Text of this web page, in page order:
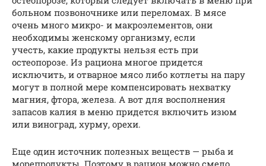
больном позвоночнике или переломах. В мясе
очень много микро- и макроэлементов, они
необходимы женскому организму, если
учесть, какие продукты нельзя есть при
остеопорозе. Из рациона многое придется
исключить, и отварное мясо либо котлеты на пару
могут в полной мере компенсировать нехватку
магния, фтора, железа. А вот для восполнения
запасов калия в меню придется включить изюм
или виноград, хурму, орехи.
Еще один источник полезных веществ — рыба и